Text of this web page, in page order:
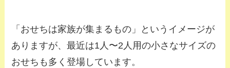
「おせちは家族が集まるもの」というイメージが
ありますが、最近は1人〜2人用の小さなサイズの
おせちも多く登場しています。